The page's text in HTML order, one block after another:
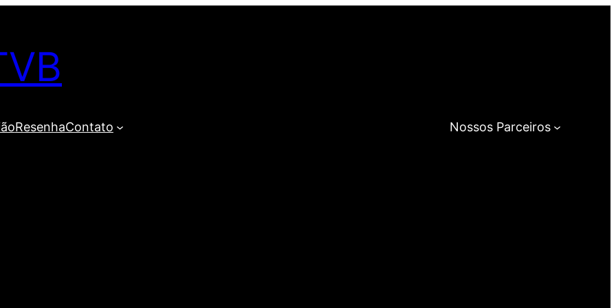
ResenhaContato Nossos Parceiros